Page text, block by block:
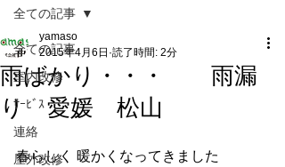
全ての記事
室内改修
ｻｰﾋﾞｽ
連絡
屋外改修
全ての記事
雨ばかり・・・ 雨漏
り 愛媛 松山
yamaso
2015年4月6日 読了時間: 2分
春らしく 暖かくなってきました